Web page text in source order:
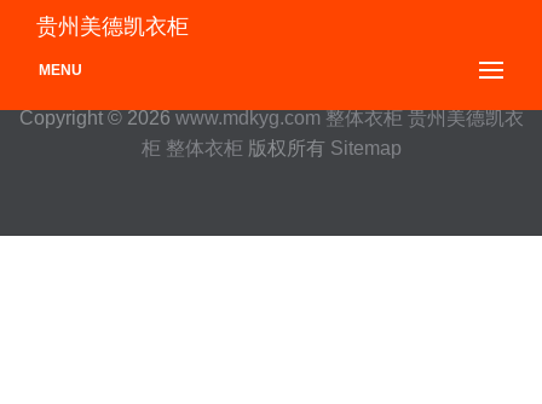
贵州美德凯衣柜
MENU
Copyright © 2026 www.mdkyg.com 整体衣柜 贵州美德凯衣
柜 整体衣柜 版权所有 Sitemap